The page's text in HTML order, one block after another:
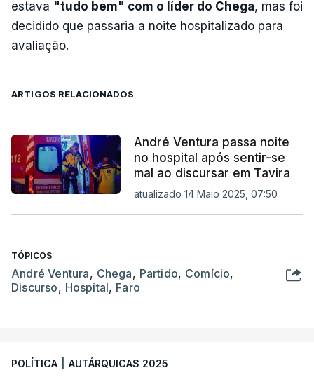
estava "tudo bem" com o líder do Chega, mas foi
decidido que passaria a noite hospitalizado para
avaliação.
ARTIGOS RELACIONADOS
André Ventura passa noite
no hospital após sentir-se
mal ao discursar em Tavira
atualizado 14 Maio 2025, 07:50
TÓPICOS
André Ventura, Chega, Partido, Comício,
Discurso, Hospital, Faro
POLÍTICA AUTÁRQUICAS 2025